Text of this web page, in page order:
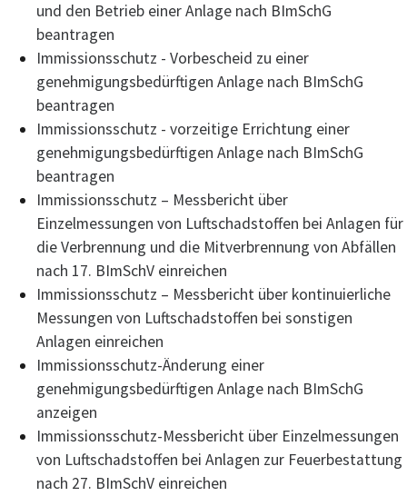
und den Betrieb einer Anlage nach BImSchG
beantragen
Immissionsschutz - Vorbescheid zu einer
genehmigungsbedürftigen Anlage nach BImSchG
beantragen
Immissionsschutz - vorzeitige Errichtung einer
genehmigungsbedürftigen Anlage nach BImSchG
beantragen
Immissionsschutz – Messbericht über
Einzelmessungen von Luftschadstoffen bei Anlagen für
die Verbrennung und die Mitverbrennung von Abfällen
nach 17. BImSchV einreichen
Immissionsschutz – Messbericht über kontinuierliche
Messungen von Luftschadstoffen bei sonstigen
Anlagen einreichen
Immissionsschutz-Änderung einer
genehmigungsbedürftigen Anlage nach BImSchG
anzeigen
Immissionsschutz-Messbericht über Einzelmessungen
von Luftschadstoffen bei Anlagen zur Feuerbestattung
nach 27. BImSchV einreichen